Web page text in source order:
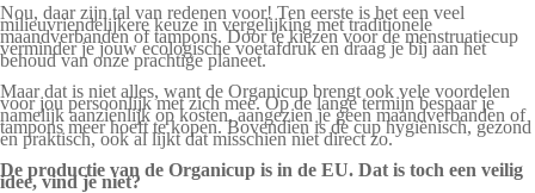
Nou, daar zijn tal van redenen voor! Ten eerste is het een veel
milieuvriendelijkere keuze in vergelijking met traditionele
maandverbanden of tampons. Door te kiezen voor de menstruatiecup
verminder je jouw ecologische voetafdruk en draag je bij aan het
behoud van onze prachtige planeet.
Maar dat is niet alles, want de Organicup brengt ook vele voordelen
voor jou persoonlijk met zich mee. Op de lange termijn bespaar je
namelijk aanzienlijk op kosten, aangezien je geen maandverbanden of
tampons meer hoeft te kopen. Bovendien is de cup hygiënisch, gezond
en praktisch, ook al lijkt dat misschien niet direct zo.
De productie van de Organicup is in de EU. Dat is toch een veilig
idee, vind je niet?